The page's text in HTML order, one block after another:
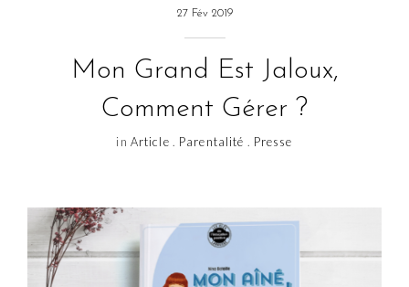
27 Fév 2019
Mon Grand Est Jaloux,
Comment Gérer ?
in Article . Parentalité . Presse